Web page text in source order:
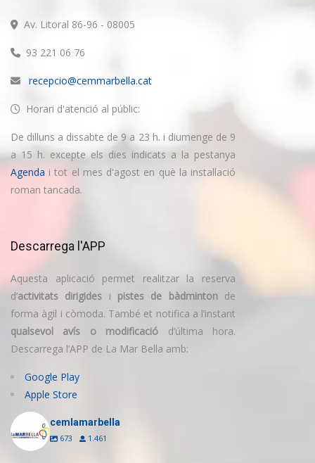
Av. Litoral 86-96 - 08005
93 221 06 76
recepcio@cemmarbella.cat
Horari d'atenció al públic:
De dilluns a dissabte de 9 a 23 h. i diumenge de 9
a 15 h. excepte els dies indicats a la pestanya
Agenda i tot el mes d'agost en què la instal·lació
roman tancada.
Descarrega l'APP
Aquesta aplicació permet realitzar la reserva
d’activitats dirigides i pistes de bàdmintonde
forma àgil i còmoda. També et notifica a l’instant
qualsevol avís o modificació d’última hora.
Descarrega l’APP de La Mar Bella amb:
Google Play
Apple Store
cemlamarbella
673 1.461